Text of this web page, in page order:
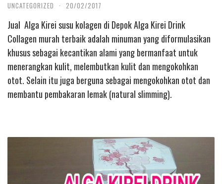
UNCATEGORIZED · 20/02/2017
Jual Alga Kirei susu kolagen di Depok Alga Kirei Drink
Collagen murah terbaik adalah minuman yang diformulasikan
khusus sebagai kecantikan alami yang bermanfaat untuk
menerangkan kulit, melembutkan kulit dan mengokohkan
otot. Selain itu juga berguna sebagai mengokohkan otot dan
membantu pembakaran lemak (natural slimming).